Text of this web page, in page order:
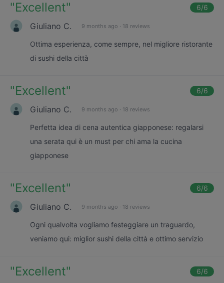
"Excellent" 6/6
Giuliano C. 9 months ago · 18 reviews
Ottima esperienza, come sempre, nel migliore ristorante
di sushi della città
"Excellent" 6/6
Giuliano C. 9 months ago · 18 reviews
Perfetta idea di cena autentica giapponese: regalarsi
una serata qui è un must per chi ama la cucina
giapponese
"Excellent" 6/6
Giuliano C. 9 months ago · 18 reviews
Ogni qualvolta vogliamo festeggiare un traguardo,
veniamo qui: miglior sushi della città e ottimo servizio
"Excellent" 6/6